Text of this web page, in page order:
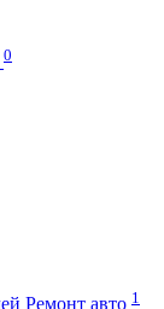
0
Ремонт авто 1